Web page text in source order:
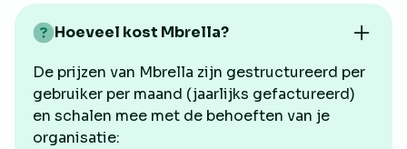
Hoeveel kost Mbrella?
De prijzen van Mbrella zijn gestructureerd per
gebruiker per maand (jaarlijks gefactureerd)
en schalen mee met de behoeften van je
organisatie: